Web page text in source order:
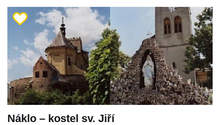
Náklo – kostel sv. Jiří